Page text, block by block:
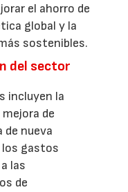
el ahorro de
global y la
sostenibles.
del sector
incluyen la
de
de nueva
los gastos
las
de